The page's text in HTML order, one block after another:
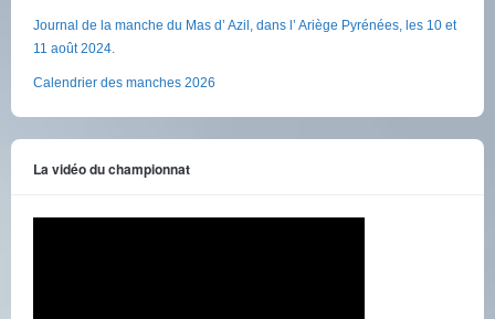
Journal de la manche du Mas d’ Azil, dans l’ Ariège Pyrénées, les 10 et
11 août 2024.
Calendrier des manches 2026
La vidéo du championnat